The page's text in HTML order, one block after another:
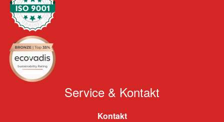
Service & Kontakt
Kontakt